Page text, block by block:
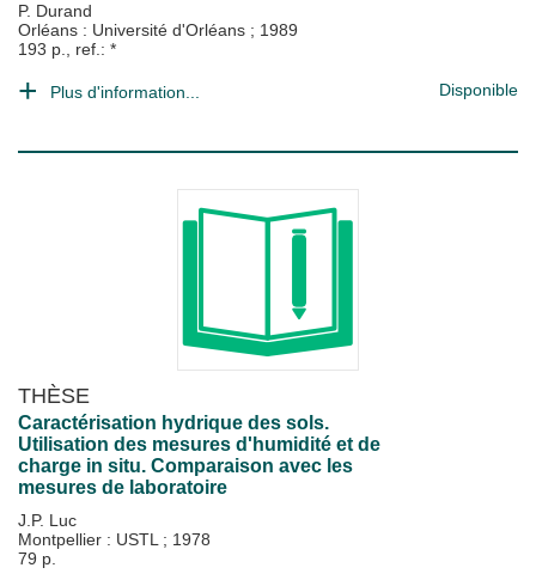
P. Durand
Orléans : Université d'Orléans ; 1989
193 p., ref.: *
Plus d'information... Disponible
THÈSE
Caractérisation hydrique des sols.
Utilisation des mesures d'humidité et de
charge in situ. Comparaison avec les
mesures de laboratoire
J.P. Luc
Montpellier : USTL ; 1978
79 p.